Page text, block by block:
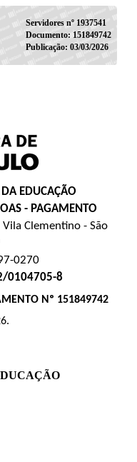
Servidores nº 1937541
Documento: 151849742
Publicação: 03/03/2026
EDUCAÇÃO
- PAGAMENTO
Clementino - São
0270
0104705-8
Nº 151849742